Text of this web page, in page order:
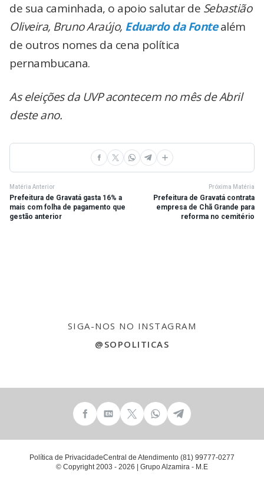
de sua caminhada, o apoio salutar de Sebastião
Oliveira, Bruno Araújo, Eduardo da Fontealém
de outros nomes da cena política
pernambucana.
As eleições da UVP acontecem no mês de Abril
deste ano.
Matéria Anterior
Prefeitura de Gravatá gasta 16% a
mais com folha de pagamento que
gestão anterior
Próxima Matéria
Prefeitura de Gravatá contrata
empresa de Chã Grande para
reforma no cemitério
SIGA-NOS NO INSTAGRAM
@SOPOLITICAS
© Copyright 2003 - 2026 | Grupo Alzamira - M.E
Política de PrivacidadeCentral de Atendimento (81) 99777-0277